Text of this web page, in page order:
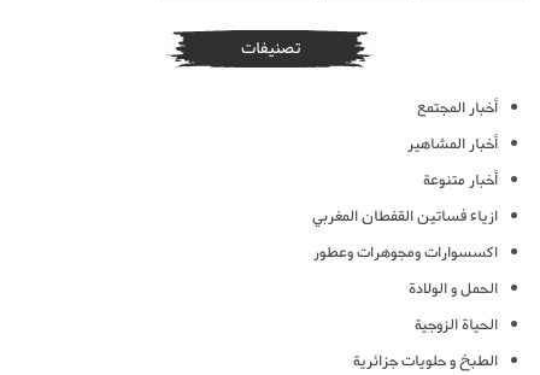
تصنيفات
أخبار المجتمع
أخبار المشاهير
أخبار متنوعة
ازياء فساتين القفطان المغربي
اكسسوارات ومجوهرات وعطور
الحمل و الولادة
الحياة الزوجية
الطبخ و حلويات جزائرية